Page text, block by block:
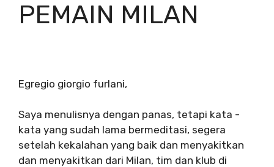
PEMAIN MILAN
Egregio giorgio furlani,
Saya menulisnya dengan panas, tetapi kata -
kata yang sudah lama bermeditasi, segera
setelah kekalahan yang baik dan menyakitkan
dan menyakitkan dari Milan, tim dan klub di